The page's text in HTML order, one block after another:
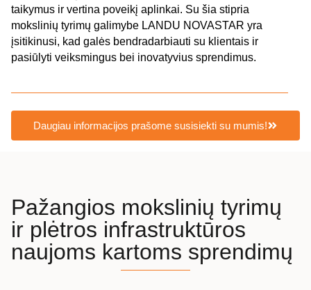
taikymus ir vertina poveikį aplinkai. Su šia stipria
mokslinių tyrimų galimybe LANDU NOVASTAR yra
įsitikinusi, kad galės bendradarbiauti su klientais ir
pasiūlyti veiksmingus bei inovatyvius sprendimus.
Daugiau informacijos prašome susisiekti su mumis!
Pažangios mokslinių tyrimų
ir plėtros infrastruktūros
naujoms kartoms sprendimų